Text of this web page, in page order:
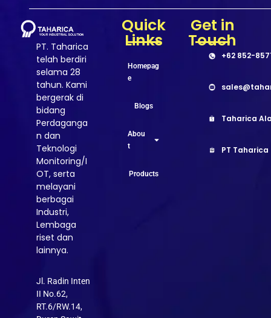
PT. Taharica
telah berdiri
selama 28
tahun. Kami
bergerak di
bidang
Perdaganga
n dan
Teknologi
Monitoring/I
OT, serta
melayani
berbagai
Industri,
Lembaga
riset dan
lainnya.
Jl. Radin Inten
II No.62,
RT.6/RW.14,
Quick
Links
Homepag
e
Blogs
Abou
t
Products
Get in
Touch
+62 852-
Taharica
PT Taharica